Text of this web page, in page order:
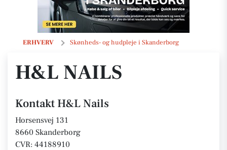
ERHVERV Skønheds- og hudpleje i Skanderborg
H&L Nails
H&L NAILS
Kontakt H&L Nails
Horsensvej 131
8660 Skanderborg
CVR: 44188910